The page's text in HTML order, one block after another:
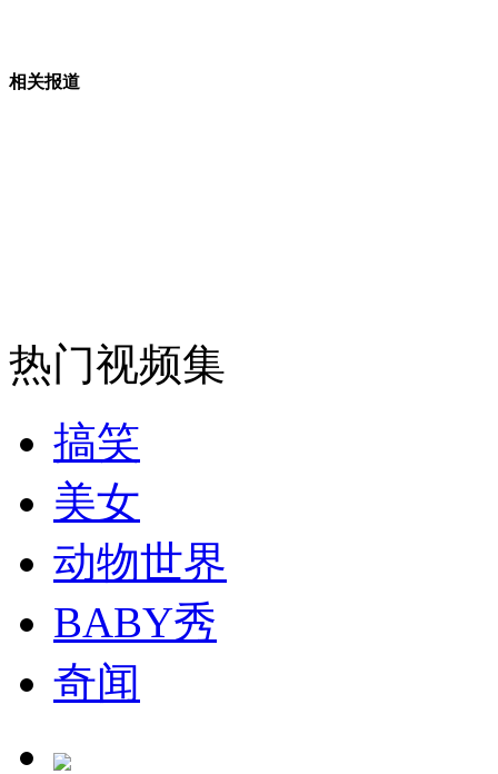
无痛分娩是否安全 医生回应
外交部：反对强权政治霸凌主义
外交部：有关国家言论片面不公正
相关报道
热门视频集
搞笑
美女
动物世界
BABY秀
奇闻